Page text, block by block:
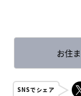
お住
SNSでシェア